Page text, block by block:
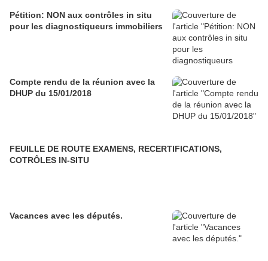
Pétition: NON aux contrôles in situ
pour les diagnostiqueurs immobiliers
Compte rendu de la réunion avec la
DHUP du 15/01/2018
FEUILLE DE ROUTE EXAMENS, RECERTIFICATIONS,
COTRÔLES IN-SITU
Vacances avec les députés.